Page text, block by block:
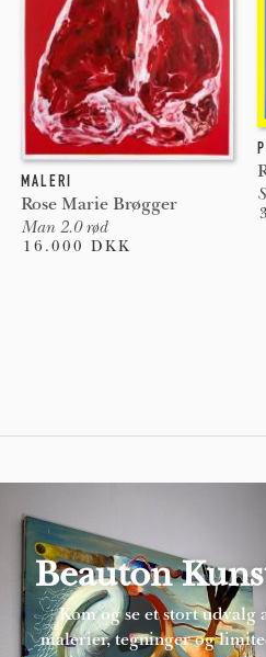
MALERI
Rose Marie Brøgger
Man 2.0 rød
16.000 DKK
Beauton
Kom og se et stort udvalg
malerier, tegninger og